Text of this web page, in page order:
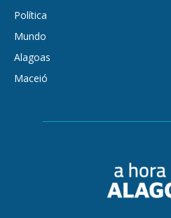
Política
Mundo
Alagoas
Maceió